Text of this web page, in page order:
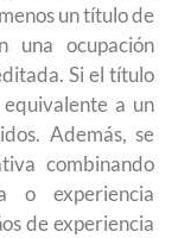
un título de
una ocupación
Si el título
a un
Además, se
combinando
o experiencia
de experiencia